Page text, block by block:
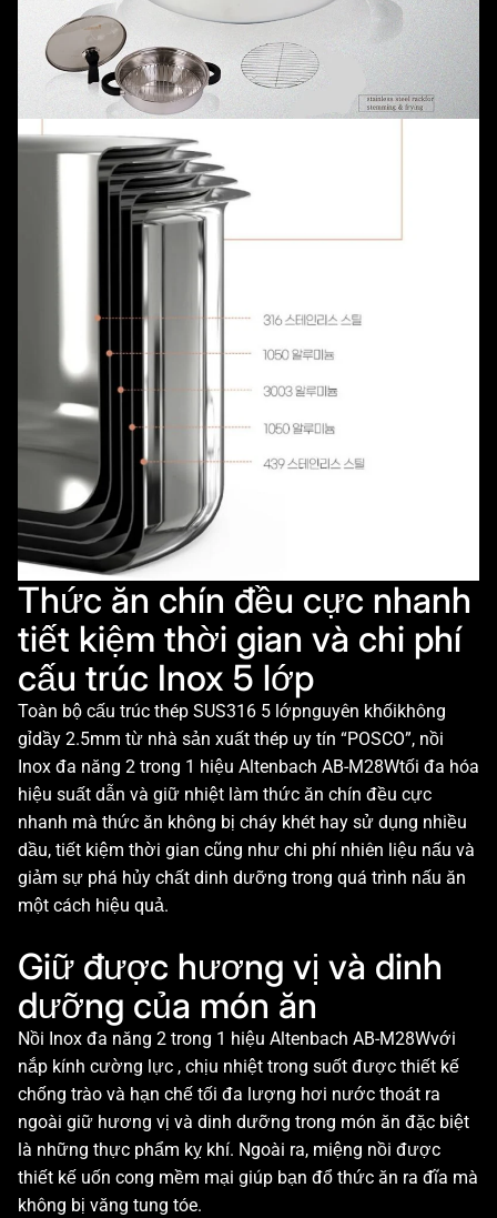
Thức ăn chín đều cực nhanh
tiết kiệm thời gian và chi phí
cấu trúc Inox 5 lớp
Toàn bộ cấu trúc thép SUS316 5 lớpnguyên khốikhông
gỉdầy 2.5mm từ nhà sản xuất thép uy tín “POSCO”, nồi
Inox đa năng 2 trong 1 hiệu Altenbach AB-M28Wtối đa hóa
hiệu suất dẫn và giữ nhiệt làm thức ăn chín đều cực
nhanh mà thức ăn không bị cháy khét hay sử dụng nhiều
dầu, tiết kiệm thời gian cũng như chi phí nhiên liệu nấu và
giảm sự phá hủy chất dinh dưỡng trong quá trình nấu ăn
một cách hiệu quả.
Giữ được hương vị và dinh
dưỡng của món ăn
Nồi Inox đa năng 2 trong 1 hiệu Altenbach AB-M28Wvới
nắp kính cường lực , chịu nhiệt trong suốt được thiết kế
chống trào và hạn chế tối đa lượng hơi nước thoát ra
ngoài giữ hương vị và dinh dưỡng trong món ăn đặc biệt
là những thực phẩm kỵ khí. Ngoài ra, miệng nồi được
thiết kế uốn cong mềm mại giúp bạn đổ thức ăn ra đĩa mà
không bị văng tung tóe.